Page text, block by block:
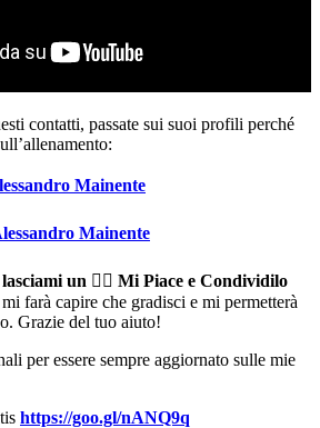
contatti, passate sui suoi profili perché
Mainente
Mainente
un 👍🏻 Mi Piace e Condividilo
farà capire che gradisci e mi permetterà
Grazie del tuo aiuto!
per essere sempre aggiornato sulle mie
https://goo.gl/nANQ9q